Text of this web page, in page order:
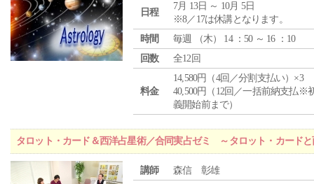
日程
7月 13日 ～ 10月 5日
※8／17は休講となります。
時間
毎週 （木） 14 ：50 ～ 16 ：10
回数
全12回
料金
14,580円（4回／分割支払い）×3
40,500円（12回／一括前納支払※
義開始前まで）
タロット・カード＆西洋占星術／合同実占ゼミ ～タロット・カード
講師 森信 彰雄